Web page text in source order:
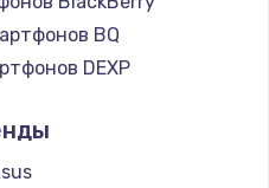
BQ
DEXP
Ginzzu
Highscreen